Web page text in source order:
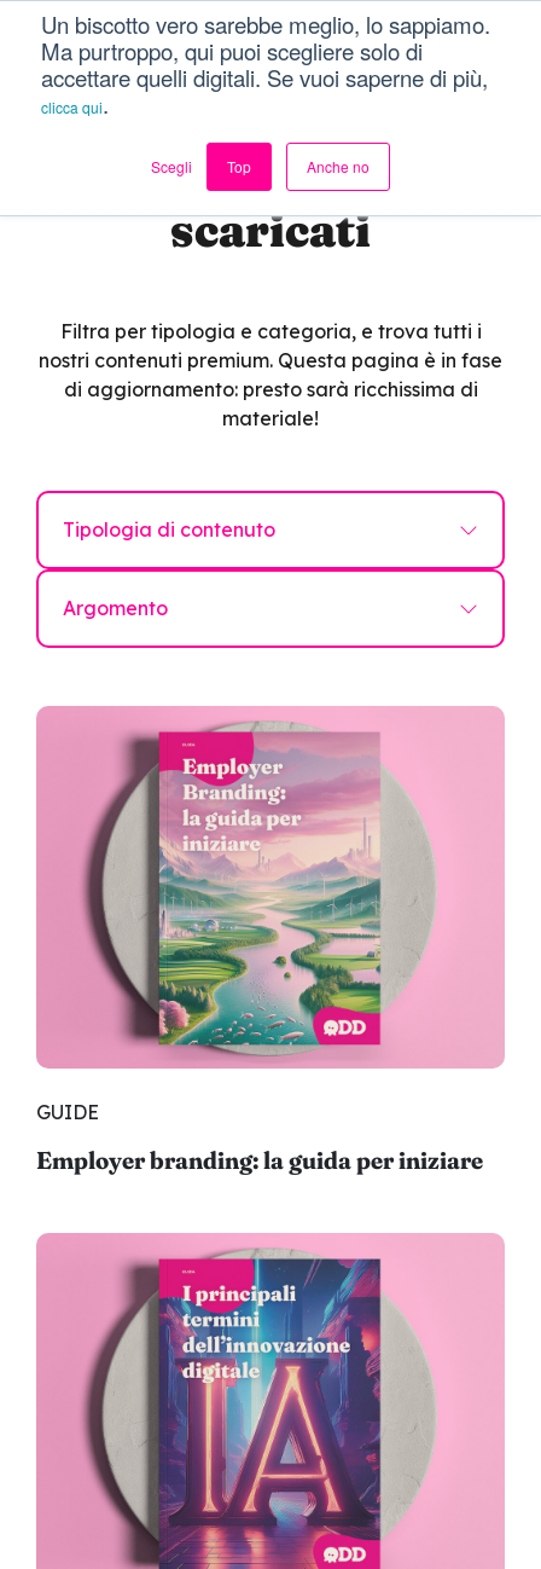
Un biscotto vero sarebbe meglio, lo sappiamo.
Ma purtroppo, qui puoi scegliere solo di
accettare quelli digitali. Se vuoi saperne di più,
clicca qui.
Scegli Top Anche no
Dici Davvero?! Menu
Vogliamo essere
scaricati
Filtra per tipologia e categoria, e trova tutti i
nostri contenuti premium. Questa pagina è in fase
di aggiornamento: presto sarà ricchissima di
materiale!
GUIDE
Employer branding: la guida per iniziare